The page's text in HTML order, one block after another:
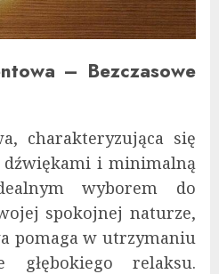
– Bezczasowe
charakteryzująca się
dźwiękami i minimalną
wyborem do
spokojnej naturze,
pomaga w utrzymaniu
relaksu.